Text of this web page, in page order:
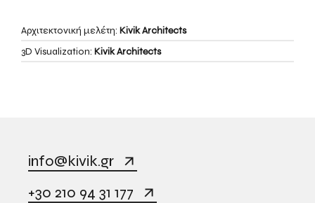
Αρχιτεκτονική μελέτη: Kivik Architects
3D Visualization: Kivik Architects
info@kivik.gr
+30 210 94 31 177